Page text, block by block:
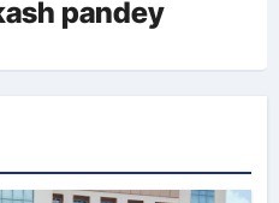
pandey